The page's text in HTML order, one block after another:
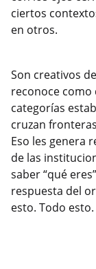
ciertos
en otros.
Son creativos
reconoce como
categorías
cruzan
Eso les genera
de las
saber “qué
respuesta del
esto. Todo esto.